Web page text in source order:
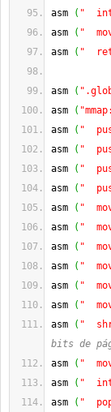
asm
( "
asm
( "
asm
( "
asm (
asm
(
asm
( "
asm
( "
asm
( "
asm
( "
asm
( "
asm
( "
asm
( "
asm
( "
asm
( "
asm
( "
asm
( "
bits de
asm
( "
asm
( "
asm
( "